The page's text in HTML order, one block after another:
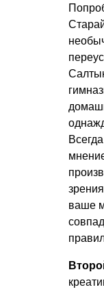
ваше